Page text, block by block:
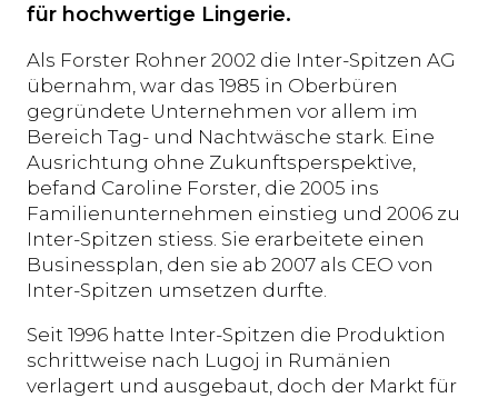
für hochwertige Lingerie.
Als Forster Rohner 2002 die Inter-Spitzen AG
übernahm, war das 1985 in Oberbüren
gegründete Unternehmen vor allem im
Bereich Tag- und Nachtwäsche stark. Eine
Ausrichtung ohne Zukunftsperspektive,
befand Caroline Forster, die 2005 ins
Familienunternehmen einstieg und 2006 zu
Inter-Spitzen stiess. Sie erarbeitete einen
Businessplan, den sie ab 2007 als CEO von
Inter-Spitzen umsetzen durfte.
Seit 1996 hatte Inter-Spitzen die Produktion
schrittweise nach Lugoj in Rumänien
verlagert und ausgebaut, doch der Markt für